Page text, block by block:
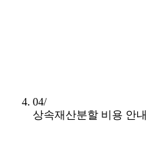
04/
상속재산분할 비용 안내